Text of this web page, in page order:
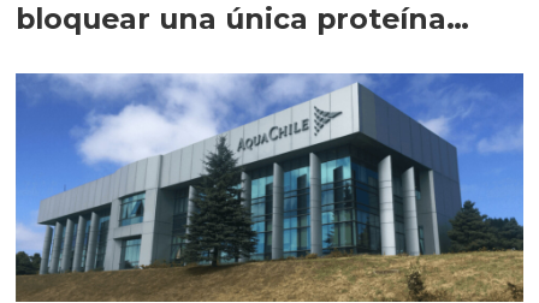
bloquear una única proteína